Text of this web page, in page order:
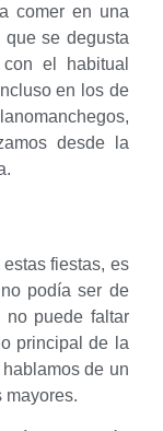
comer en una
se degusta
el habitual
en los de
desde la
fiestas, es
podía ser de
no puede faltar
principal de la
de un
mayores.